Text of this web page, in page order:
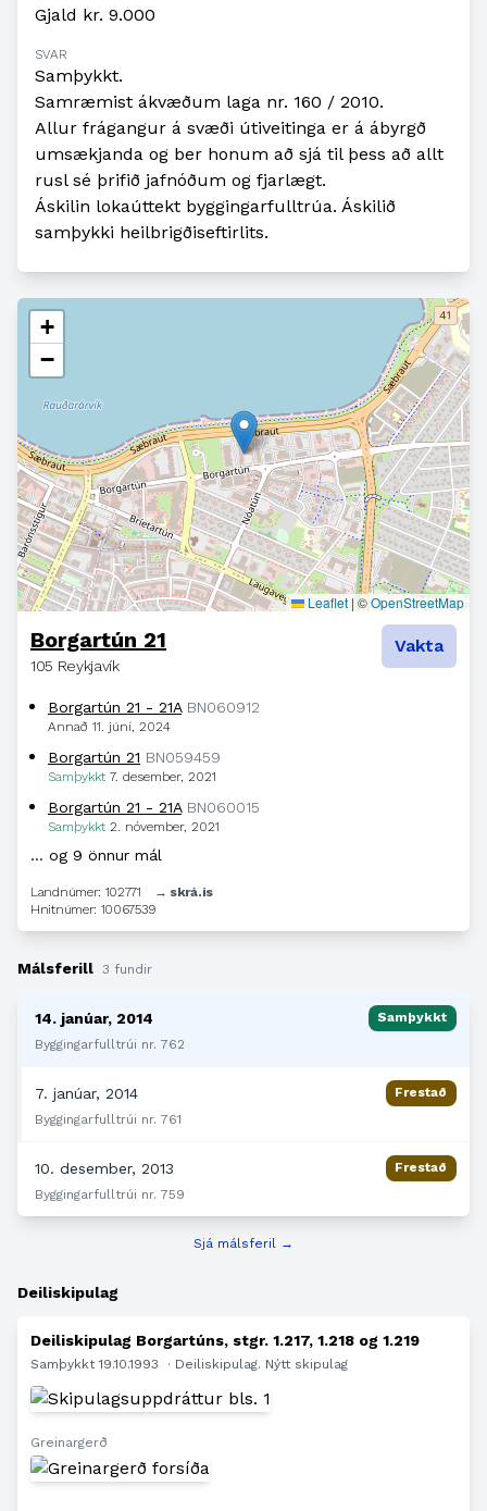
Gjald kr. 9.000
SVAR
Samþykkt.
Samræmist ákvæðum laga nr. 160 / 2010.
Allur frágangur á svæði útiveitinga er á ábyrgð
umsækjanda og ber honum að sjá til þess að allt
rusl sé þrifið jafnóðum og fjarlægt.
Áskilin lokaúttekt byggingarfulltrúa. Áskilið
samþykki heilbrigðiseftirlits.
+
−
Leaflet | ©OpenStreetMap
Borgartún 21
105 Reykjavík
Vakta
Borgartún 21 - 21A BN060912
Annað 11. júní, 2024
Borgartún 21 BN059459
Samþykkt 7. desember, 2021
Borgartún 21 - 21A BN060015
Samþykkt 2. nóvember, 2021
… og 9 önnur mál
Landnúmer: 102771
→ skrá.is
Hnitnúmer: 10067539
Málsferill 3 fundir
14. janúar, 2014
Samþykkt
Byggingarfulltrúi nr. 762
7. janúar, 2014
Frestað
Byggingarfulltrúi nr. 761
10. desember, 2013
Frestað
Byggingarfulltrúi nr. 759
Sjá málsferil →
Deiliskipulag
Deiliskipulag Borgartúns, stgr. 1.217, 1.218 og 1.219
Samþykkt 19.10.1993 · Deiliskipulag. Nýtt skipulag
Greinargerð